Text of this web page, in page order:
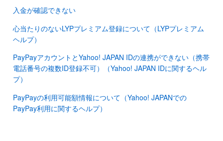
入金が確認できない
心当たりのないLYPプレミアム登録について（LYPプレミアム
ヘルプ）
PayPayアカウントとYahoo! JAPAN IDの連携ができない（携帯
電話番号の複数ID登録不可）（Yahoo! JAPAN IDに関するヘル
プ）
PayPayの利用可能額情報について（Yahoo! JAPANでの
PayPay利用に関するヘルプ）